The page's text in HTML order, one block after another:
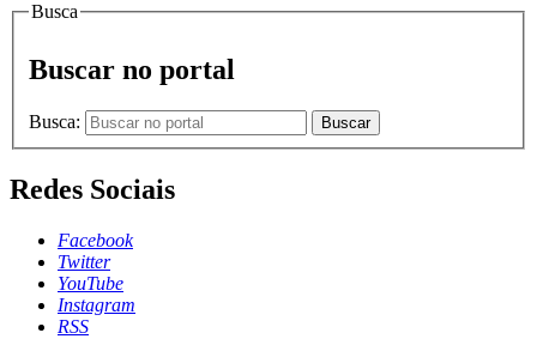
Busca
Buscar no portal
Busca: Buscar
Redes Sociais
Facebook
Twitter
YouTube
Instagram
RSS